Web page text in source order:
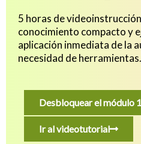
5 horas de
conocimiento compacto y
aplicación inmediata de la
necesidad de herramientas.
Desbloquear el módulo
Ir al videotutorial